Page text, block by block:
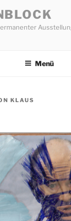
Menü
KLAUS